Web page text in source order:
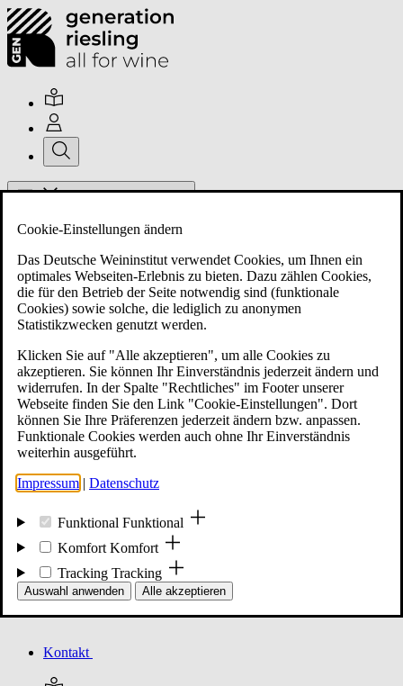
Über uns
Mitglieder
Mitglied werden
Events
Unsere Meldungen
Kontakt
Cookie-Einstellungen ändern
Das Deutsche Weininstitut verwendet Cookies, um Ihnen ein
optimales Webseiten-Erlebnis zu bieten. Dazu zählen Cookies,
die für den Betrieb der Seite notwendig sind (funktionale
Cookies) sowie solche, die lediglich zu anonymen
Statistikzwecken genutzt werden.
Klicken Sie auf "Alle akzeptieren", um alle Cookies zu
akzeptieren. Sie können Ihr Einverständnis jederzeit ändern und
widerrufen. In der Spalte "Rechtliches" im Footer unserer
Webseite finden Sie den Link "Cookie-Einstellungen". Dort
können Sie Ihre Präferenzen jederzeit ändern bzw. anpassen.
Funktionale Cookies werden auch ohne Ihr Einverständnis
weiterhin ausgeführt.
Impressum | Datenschutz
Funktional Funktional
Komfort Komfort
Tracking Tracking
Auswahl anwenden Alle akzeptieren